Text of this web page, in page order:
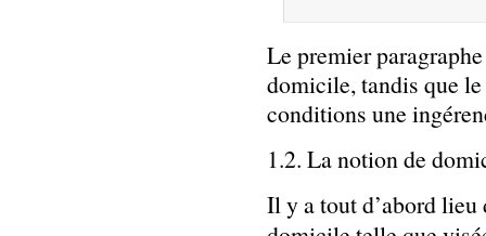
Le premier
domicile, tandis que
conditions une
1.2. La notion de
Il y a tout d’abord lieu